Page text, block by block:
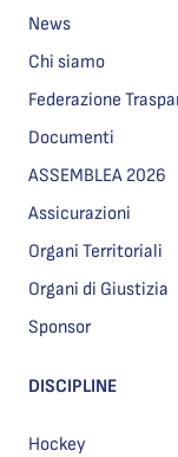
News
Chi siamo
Federazione
Documenti
ASSEMBLEA 2026
Assicurazioni
Organi Territoriali
Organi di Giustizia
Sponsor
DISCIPLINE
Hockey